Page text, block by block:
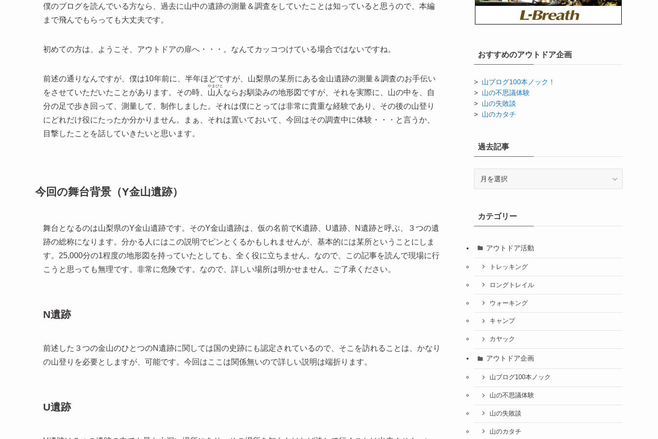
僕のブログを読んでいる方なら、過去に山中の遺跡の測量＆調査をしていたことは知っていると思うので、本編
まで飛んでもらっても大丈夫です。
初めての方は、ようこそ、アウトドアの扉へ・・・。なんてカッコつけている場合ではないですね。
前述の通りなんですが、僕は10年前に、半年ほどですが、山梨県の某所にある金山遺跡の測量＆調査のお手伝い
をさせていただいたことがあります。その時、 山人
やまびと
ならお馴染みの地形図ですが、それを実際に、山の中を、自
分の足で歩き回って、測量して、制作しました。それは僕にとっては非常に貴重な経験であり、その後の山登り
にどれだけ役にたったか分かりません。まぁ、それは置いておいて、今回はその調査中に体験・・・と言うか、
目撃したことを話していきたいと思います。
今回の舞台背景（Y金山遺跡）
舞台となるのは山梨県のY金山遺跡です。そのY金山遺跡は、仮の名前でK遺跡、U遺跡、N遺跡と呼ぶ、３つの遺
跡の総称になります。分かる人にはこの説明でピンとくるかもしれませんが、基本的には某所ということにしま
す。25,000分の1程度の地形図を持っていたとしても、全く役に立ちません。なので、この記事を読んで現場に行
こうと思っても無理です。非常に危険です。なので、詳しい場所は明かせません。ご了承ください。
N遺跡
前述した３つの金山のひとつのN遺跡に関しては国の史跡にも認定されているので、そこを訪れることは、かなり
の山登りを必要としますが、可能です。今回はここは関係無いので詳しい説明は端折ります。
U遺跡
おすすめのアウトドア企画
> 山ブログ100本ノック！
> 山の不思議体験
> 山の失敗談
> 山のカタチ
過去記事
カテゴリー
アウトドア活動
トレッキング
ロングトレイル
ウォーキング
キャンプ
カヤック
アウトドア企画
山ブログ100本ノック
山の不思議体験
山の失敗談
山のカタチ